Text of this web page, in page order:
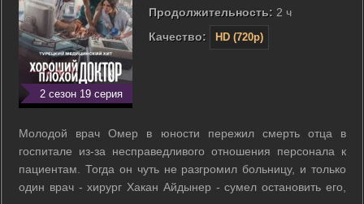
2 сезон 19 серия
Продолжительность: 2 ч
Качество:
HD (720p)
Молодой врач Омер в юности пережил смерть отца в
госпитале из-за несправедливого отношения персонала к
пациентам. Тогда он чуть не разгромил больницу, и только
один врач - хирург Хакан Айдынер - сумел остановить его,